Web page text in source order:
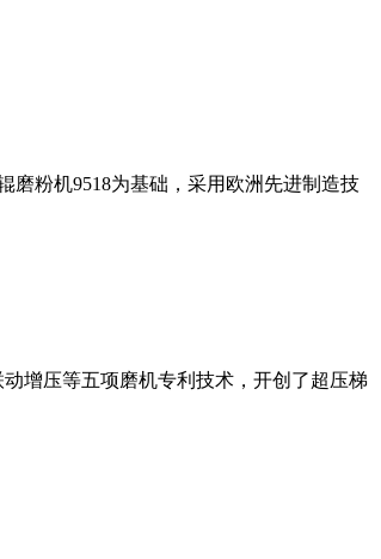
粉机9518为基础，采用欧洲先进制造技
增压等五项磨机专利技术，开创了超压梯